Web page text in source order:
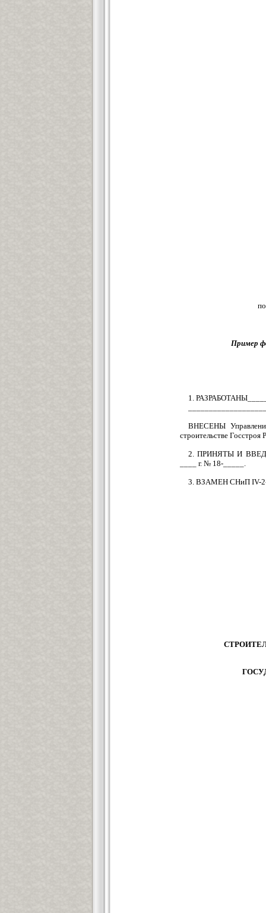
Пример
1.
ВНЕСЕНЫ
строительстве Госстроя
2. ПРИНЯТЫ И
____ г. № 18-_____.
3. ВЗАМЕН СНиП IV-